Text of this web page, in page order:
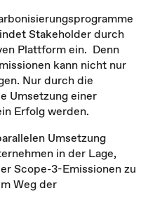
Stakeholder durch
Plattform ein. Denn
kann nicht nur
Nur durch die
Umsetzung einer
Erfolg werden.
Umsetzung
in der Lage,
Scope-3-Emissionen zu
Weg der